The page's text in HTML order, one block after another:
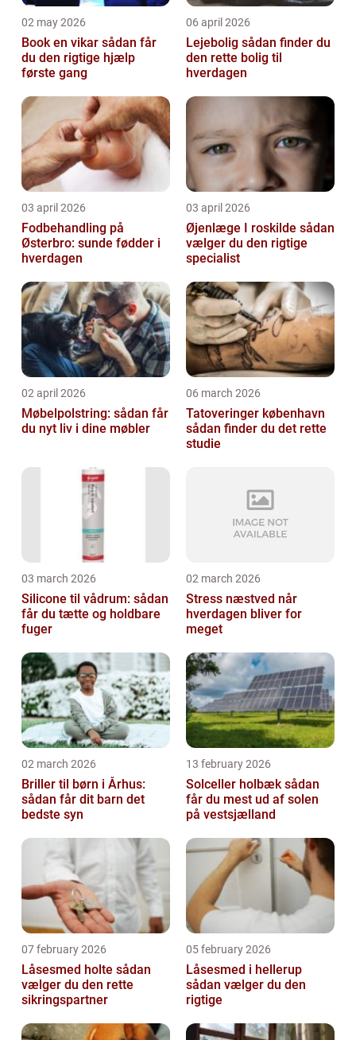
02 may 2026
Book en vikar sådan får
du den rigtige hjælp
første gang
06 april 2026
Lejebolig sådan finder du
den rette bolig til
hverdagen
03 april 2026
Fodbehandling på
Østerbro: sunde fødder i
hverdagen
03 april 2026
Øjenlæge I roskilde sådan
vælger du den rigtige
specialist
02 april 2026
Møbelpolstring: sådan får
du nyt liv i dine møbler
06 march 2026
Tatoveringer københavn
sådan finder du det rette
studie
03 march 2026
Silicone til vådrum: sådan
får du tætte og holdbare
fuger
02 march 2026
Stress næstved når
hverdagen bliver for
meget
02 march 2026
Briller til børn i Århus:
sådan får dit barn det
bedste syn
13 february 2026
Solceller holbæk sådan
får du mest ud af solen
på vestsjælland
07 february 2026
Låsesmed holte sådan
vælger du den rette
sikringspartner
05 february 2026
Låsesmed i hellerup
sådan vælger du den
rigtige